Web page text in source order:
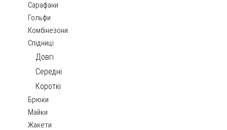
Сарафани
Гольфи
Комбінезони
Спідниці
Довгі
Середні
Короткі
Брюки
Майки
Жакети